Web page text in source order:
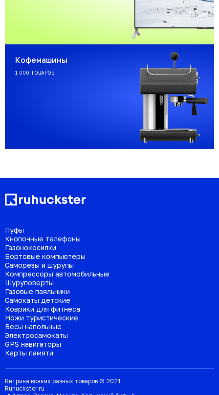
Кофемашины
1 000 ТОВАРОВ
Пуфы
Кнопочные телефоны
Газонокосилки
Бортовые компьютеры
Саморезы и шурупы
Компрессоры автомобильные
Шуруповерты
Газовые паяльники
Самокаты детские
Коврики для фитнеса
Ножи туристические
Весы напольные
Электросамокаты
GPS навигаторы
Карты памяти
Витрина всяких разных товаров © 2021
Ruhuckster.ru